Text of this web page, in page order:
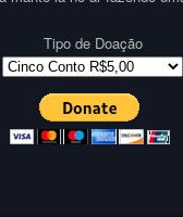
Tipo de Doação